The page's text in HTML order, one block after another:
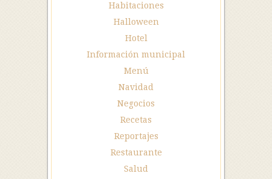
Habitaciones
Halloween
Hotel
Información municipal
Menú
Navidad
Negocios
Recetas
Reportajes
Restaurante
Salud